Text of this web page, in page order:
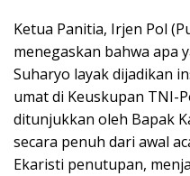
Ketua Panitia, Irjen Pol
menegaskan bahwa apa
Suharyo layak dijadikan
umat di Keuskupan TNI-
ditunjukkan oleh Bapak
secara penuh dari awal
Ekaristi penutupan,